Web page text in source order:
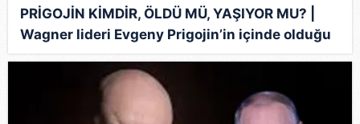
PRİGOJİN KİMDİR, ÖLDÜ MÜ, YAŞIYOR MU? |
Wagner lideri Evgeny Prigojin’in içinde olduğu
uçak düştü! Wagner nedir, nerede, ne zaman